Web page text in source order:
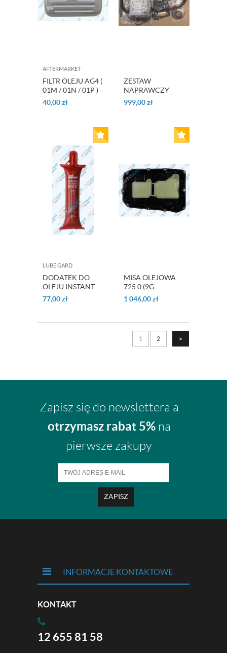
AFTERMARKET
FILTR OLEJU AG4 (
01M / 01N / 01P )
40,00zł
ZESTAW
NAPRAWCZY
OHK 722.3
999,00zł
LUBE GARD
DODATEK DO
OLEJU INSTANT
SHUDDER FIXX
LUBE GARD
77,00zł
MISA OLEJOWA
725.0 (9G-
TRONIC)
1 046,00zł
1 2 >
Zapisz się do newslettera a
otrzymasz rabat 5%na
pierwsze zakupy
ZAPISZ
INFORMACJE KONTAKTOWE
KONTAKT
12 655 81 58